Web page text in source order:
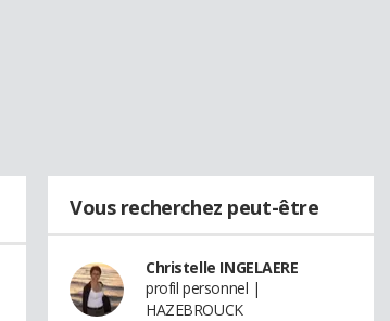
Vous recherchez peut-être
Christelle INGELAERE
profil personnel |
HAZEBROUCK